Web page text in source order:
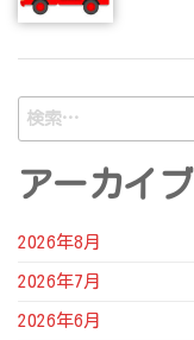
検
索:
アーカイブ
2026年8月
2026年7月
2026年6月